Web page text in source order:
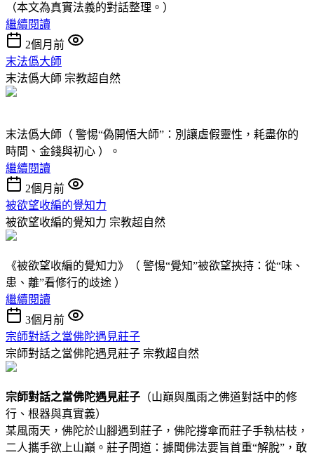
（本文為真實法義的對話整理。）
繼續閱讀
2個月前
末法僞大師
末法僞大師 宗教超自然
末法僞大師（ 警惕“偽開悟大師”：別讓虛假靈性，耗盡你的
時間、金錢與初心 ）。
繼續閱讀
2個月前
被欲望收編的覺知力
被欲望收編的覺知力 宗教超自然
《被欲望收編的覺知力》（ 警惕“覺知”被欲望挾持：從“味、
患、離”看修行的歧途 ）
繼續閱讀
3個月前
宗師對話之當佛陀遇見莊子
宗師對話之當佛陀遇見莊子 宗教超自然
宗師對話之當佛陀遇見莊子 （山巔與風雨之佛道對話中的修
行、根器與真實義）
某風雨天，佛陀於山腳遇到莊子，佛陀撐傘而莊子手執枯枝，
二人攜手欲上山巔。莊子問道：據聞佛法要旨首重“解脫”，敢